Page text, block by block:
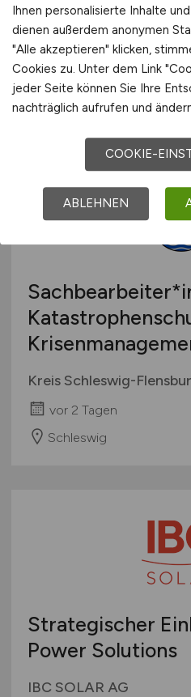
Schöneberg(w/
Berliner Wasserbetriebe
vor 2 Tagen
Berlin
Kreis Schleswig-
vor 2 Tagen
Schleswig
Strategischer
Power Solutions
IBC SOLAR AG
Ihnen personalisierte Inhalte
dienen außerdem anonymen
"Alle akzeptieren" klicken,
Cookies zu. Unter dem Link
jeder Seite können Sie Ihre
nachträglich aufrufen und
COOKIE-
ABLEHNEN